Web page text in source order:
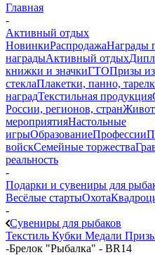
Главная
-
Активный отдых
НовинкиРаспродажаНаграды
наградыАктивный отдых
книжки и значкиГТОПризы
стеклаПлакетки, панно,
наградТекстильная продукция
России, регионов, стран
мероприятияНастольные
игрыОбразованиеПрофессии
войскСемейные торжества
реальность
-
Подарки и сувениры для
Весёлые стартыОхота
-
Сувениры для рыбаков
Текстиль Кубки Медали
-Брелок "Рыбалка" - BR14